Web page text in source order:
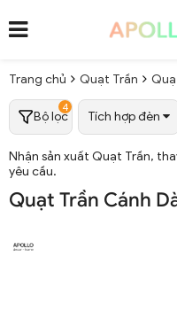
Trang chủ Quạt Trần
Bộ lọc
4
Tích hợp đèn
Nhận sản xuất Quạt Trần,
yêu cầu.
Quạt Trần Cánh